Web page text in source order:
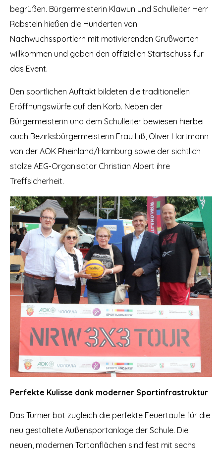
begrüßen. Bürgermeisterin Klawun und Schulleiter Herr
Rabstein hießen die Hunderten von
Nachwuchssportlern mit motivierenden Grußworten
willkommen und gaben den offiziellen Startschuss für
das Event.
Den sportlichen Auftakt bildeten die traditionellen
Eröffnungswürfe auf den Korb. Neben der
Bürgermeisterin und dem Schulleiter bewiesen hierbei
auch Bezirksbürgermeisterin Frau Liß, Oliver Hartmann
von der AOK Rheinland/Hamburg sowie der sichtlich
stolze AEG-Organisator Christian Albert ihre
Treffsicherheit.
Perfekte Kulisse dank moderner Sportinfrastruktur
Das Turnier bot zugleich die perfekte Feuertaufe für die
neu gestaltete Außensportanlage der Schule. Die
neuen, modernen Tartanflächen sind fest mit sechs